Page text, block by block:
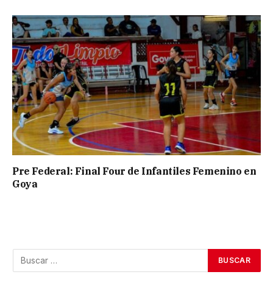
Pre Federal: Final Four de Infantiles Femenino en
Goya